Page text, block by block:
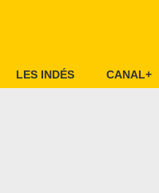
LES INDÉS CANAL+